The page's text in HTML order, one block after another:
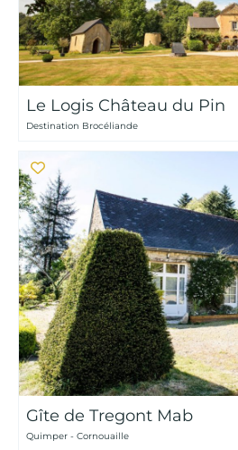
Le Logis Château du Pin
Destination Brocéliande
Gîte de Tregont Mab
Quimper - Cornouaille